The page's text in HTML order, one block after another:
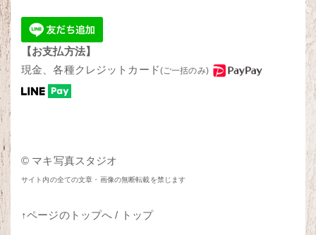
【お支払方法】
現金、各種クレジットカード(ご一括のみ)
© マキ写真スタジオ
サイト内の全ての文章・画像の無断転載を禁じます
↑ページのトップへ / トップ